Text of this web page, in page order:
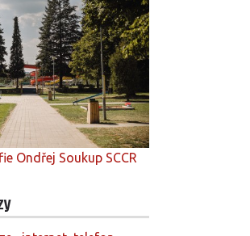
Ondřej Soukup SCCR